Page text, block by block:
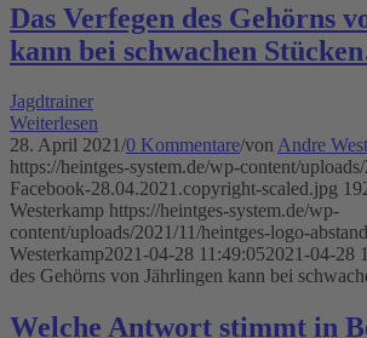
Das Verfegen des Gehörns
kann bei schwachen
Jagdtrainer
Weiterlesen
28. April 2021/0 Kommentare/vonAndre
https://heintges-system.de/wp-content/
Facebook-28.04.2021.copyright-scaled.jpg
Westerkamp https://heintges-system.de/wp-
content/uploads/2021/11/heintges-logo-
Westerkamp2021-04-28 11:49:052021-04-28
des Gehörns von Jährlingen kann bei
Welche Antwort stimmt in